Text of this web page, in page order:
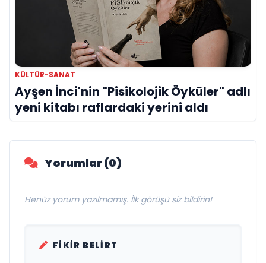
KÜLTÜR-SANAT
Ayşen İnci'nin "Pisikolojik Öyküler" adlı
yeni kitabı raflardaki yerini aldı
Yorumlar (0)
Henüz yorum yazılmamış. İlk görüşü siz bildirin!
FIKIR BELIRT